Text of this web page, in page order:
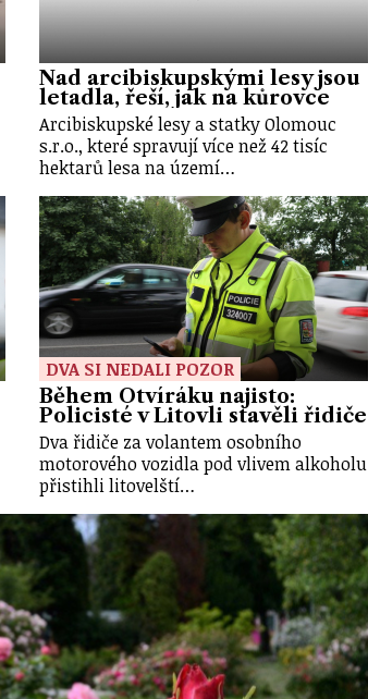
Nad arcibiskupskými lesy jsou
letadla, řeší, jak na kůrovce
Arcibiskupské lesy a statky Olomouc
s.r.o., které spravují více než 42 tisíc
hektarů lesa na území…
DVA SI NEDALI POZOR
Během Otvíráku najisto:
Policisté v Litovli stavěli řidiče
Dva řidiče za volantem osobního
motorového vozidla pod vlivem alkoholu
přistihli litovelští…